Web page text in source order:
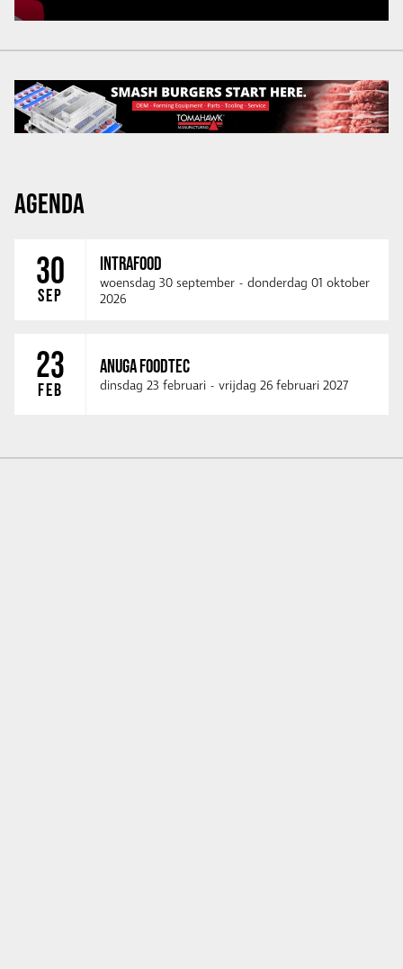
AGENDA
30
SEP
INTRAFOOD
woensdag 30 september - donderdag 01 oktober
2026
23
FEB
ANUGA FOODTEC
dinsdag 23 februari - vrijdag 26 februari 2027